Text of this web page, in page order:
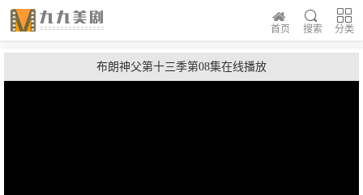
分类
搜索
首页
布朗神父第十三季第08集在线播放